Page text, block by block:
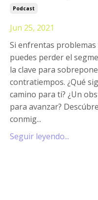
Podcast
Jun 25, 2021
Si enfrentas
puedes perder el
la clave para
contratiempos. ¿Qué
camino para ti? ¿Un
para avanzar?
conmig...
Seguir leyendo...